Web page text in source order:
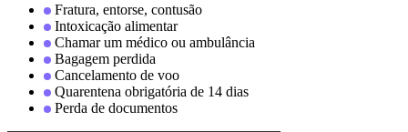
Fratura, entorse, contusão
Intoxicação alimentar
Chamar um médico ou ambulância
Bagagem perdida
Cancelamento de voo
Quarentena obrigatória de 14 dias
Perda de documentos